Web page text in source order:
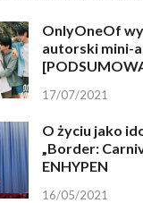
OnlyOneOf
autorski mini-
17/07/2021
O życiu jako
„Border:
ENHYPEN
16/05/2021